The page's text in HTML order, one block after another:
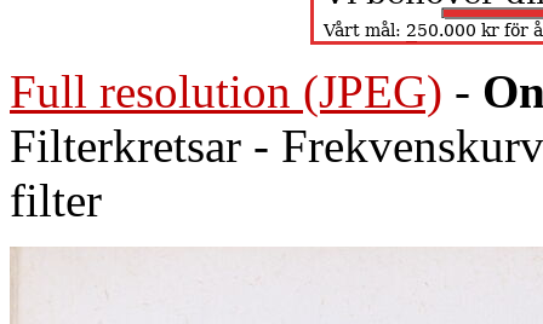
Full resolution (JPEG) -
Filterkretsar -
filter